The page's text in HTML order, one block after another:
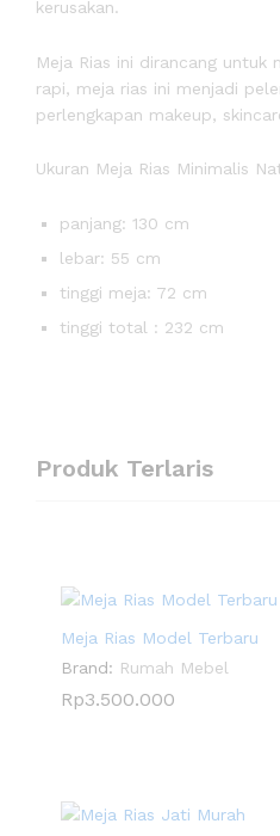
kerusakan.
Meja Rias ini dirancang untuk
rapi, meja rias ini menjadi
perlengkapan makeup,
Ukuran Meja Rias Minimalis
panjang: 130 cm
lebar: 55 cm
tinggi meja: 72 cm
tinggi total : 232 cm
Produk Terlaris
Meja Rias Model Terbaru
Brand: Rumah Mebel
Rp3.500.000